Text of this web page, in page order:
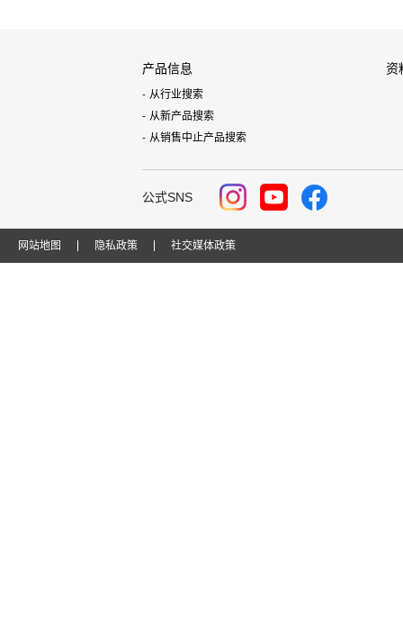
产品信息
从行业搜索
从新产品搜索
从销售中止产品搜索
资
公式SNS
网站地图 隐私政策 社交媒体政策